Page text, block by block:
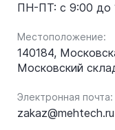
ПН-ПТ: с 9:00 до
Местоположение:
140184,
Московский
Электронная почта:
zakaz@mehtech.ru